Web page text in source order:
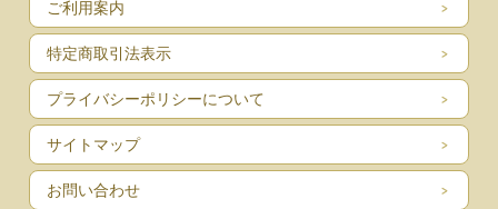
ご利用案内
特定商取引法表示
プライバシーポリシーについて
サイトマップ
お問い合わせ